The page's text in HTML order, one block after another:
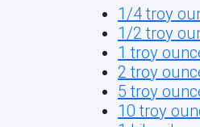
1/4 troy
1/2 troy
1 troy
2 troy
5 troy
10 troy